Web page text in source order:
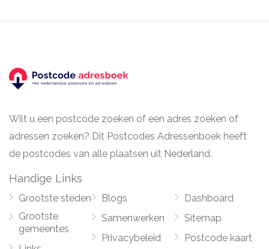
Wilt u een postcode zoeken of een adres zoeken of
adressen zoeken? Dit Postcodes Adressenboek heeft
de postcodes van alle plaatsen uit Nederland.
Handige Links
Grootste steden
Grootste
gemeentes
Blogs
Samenwerken
Privacybeleid
Dashboard
Sitemap
Postcode kaart